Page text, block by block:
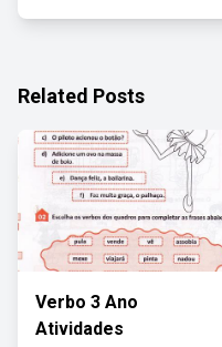
Related Posts
Verbo 3 Ano
Atividades